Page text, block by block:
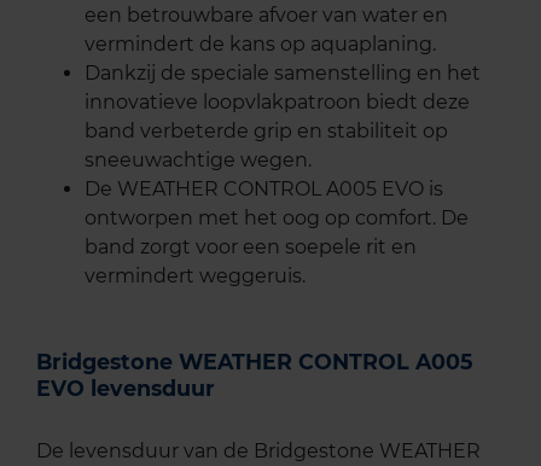
een betrouwbare afvoer van water en
vermindert de kans op aquaplaning.
Dankzij de speciale samenstelling en het
innovatieve loopvlakpatroon biedt deze
band verbeterde grip en stabiliteit op
sneeuwachtige wegen.
De WEATHER CONTROL A005 EVO is
ontworpen met het oog op comfort. De
band zorgt voor een soepele rit en
vermindert weggeruis.
Bridgestone WEATHER CONTROL A005
EVO levensduur
De levensduur van de Bridgestone WEATHER